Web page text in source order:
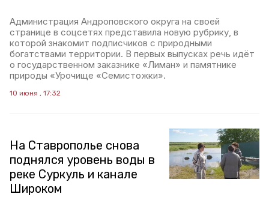
Администрация Андроповского округа на своей
странице в соцсетях представила новую рубрику, в
которой знакомит подписчиков с природными
богатствами территории. В первых выпусках речь идёт
о государственном заказнике «Лиман» и памятнике
природы «Урочище «Семистожки».
10 июня , 17:32
На Ставрополье снова
поднялся уровень воды в
реке Суркуль и канале
Широком